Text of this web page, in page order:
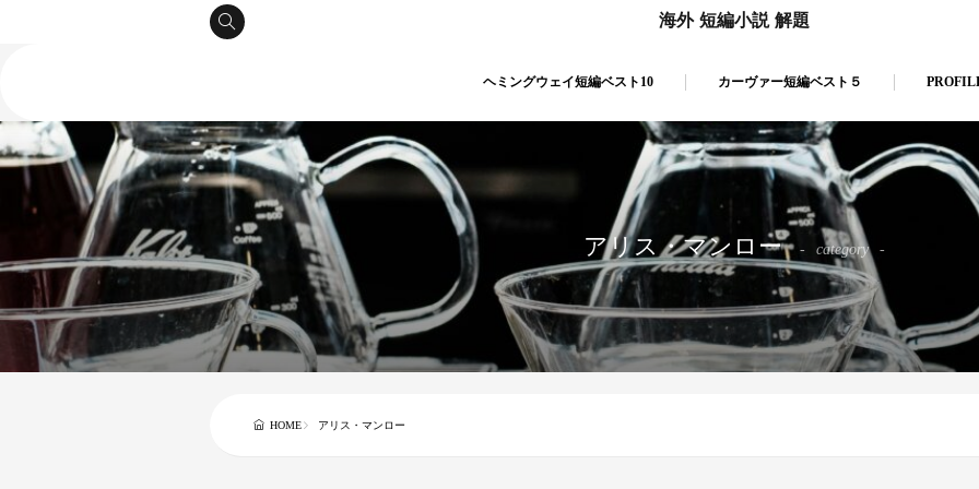
海外 短編小説 解題
ヘミングウェイ短編ベスト10 カーヴァー短編ベスト５
アリス・マンロー category
HOME アリス・マンロー